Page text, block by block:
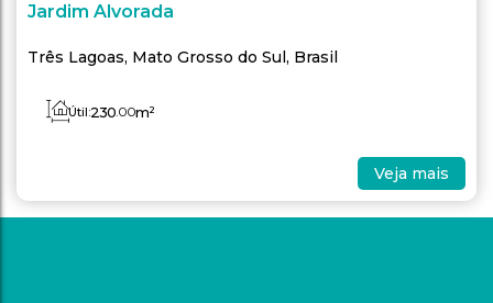
Jardim Alvorada
Três Lagoas, Mato Grosso do Sul, Brasil
Útil:230.00m²
Veja mais